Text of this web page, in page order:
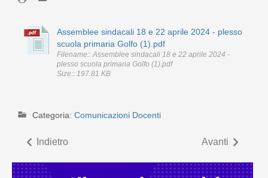
Assemblee sindacali 18 e 22 aprile 2024 - plesso
scuola primaria Golfo (1).pdf
Filename:: Assemblee sindacali 18 e 22 aprile 2024 -
plesso scuola primaria Golfo (1).pdf
Size:: 197.81 KB
Categoria: Comunicazioni Docenti
Indietro Avanti